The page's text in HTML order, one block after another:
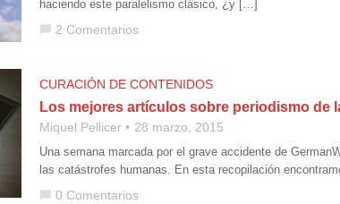
haciendo este paralelismo clásico, ¿y […]
chat_bubble 2 Comentarios
CURACIÓN DE CONTENIDOS
Los mejores artículos sobre periodismo de
Miquel Pellicer 28 marzo, 2015
Una semana marcada por el grave accidente de
las catástrofes humanas. En esta recopilación
0 Comentarios